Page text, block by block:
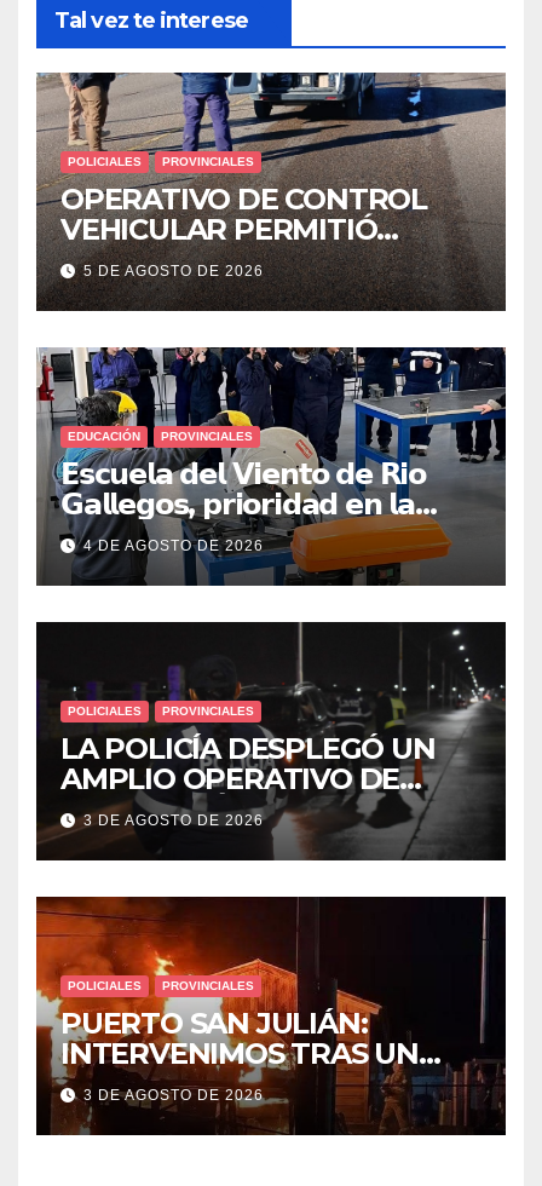
Tal vez te interese
POLICIALES PROVINCIALES
OPERATIVO DE CONTROL
VEHICULAR PERMITIÓ
LOCALIZAR A UN HOMBRE
CON PEDIDO DE PARADERO
5 DE AGOSTO DE 2026
EDUCACIÓN PROVINCIALES
𝗘𝘀𝗰𝘂𝗲𝗹𝗮 𝗱𝗲𝗹 𝗩𝗶𝗲𝗻𝘁𝗼 𝗱𝗲 𝗥𝗶𝗼
𝗚𝗮𝗹𝗹𝗲𝗴𝗼𝘀, 𝗽𝗿𝗶𝗼𝗿𝗶𝗱𝗮𝗱 𝗲𝗻 𝗹𝗮
𝘀𝗲𝗴𝘂𝗿𝗶𝗱𝗮𝗱: 𝗖𝗹𝗮𝘃𝗲 𝗲𝗻 𝗲𝗹 𝗶𝗻𝗶𝗰𝗶𝗼
𝗱𝗲 𝗹𝗼𝘀 𝘁𝗮𝗹𝗹𝗲𝗿𝗲𝘀 𝗶𝗻𝗱𝘂𝘀𝘁𝗿𝗶𝗮𝗹𝗲𝘀
4 DE AGOSTO DE 2026
POLICIALES PROVINCIALES
LA POLICÍA DESPLEGÓ UN
AMPLIO OPERATIVO DE
PREVENCIÓN Y CONTROLES
EN TODA LA CIUDAD
3 DE AGOSTO DE 2026
POLICIALES PROVINCIALES
PUERTO SAN JULIÁN:
INTERVENIMOS TRAS UN
INCENDIO DE VIVIENDA QUE
DEJÓ DOS VÍCTIMAS
FATALES Y UN DETENIDO
3 DE AGOSTO DE 2026